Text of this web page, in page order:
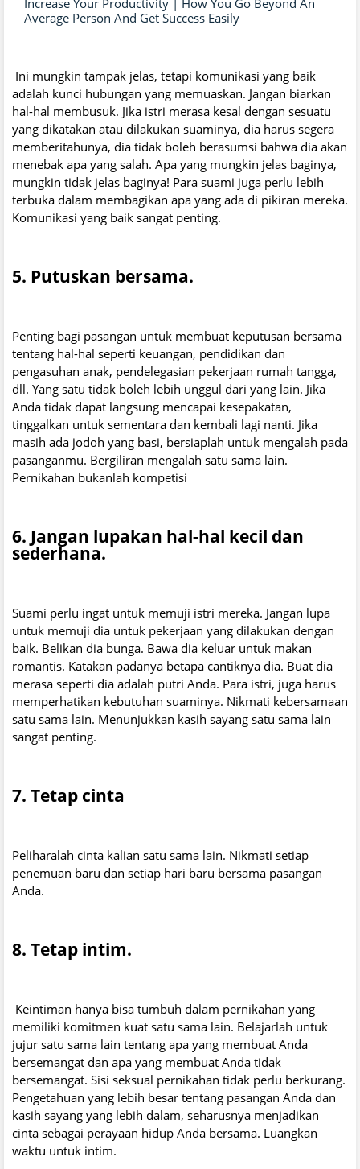
Average Person And Get Success Easily
Ini mungkin tampak jelas, tetapi komunikasi yang baik
adalah kunci hubungan yang memuaskan. Jangan biarkan
hal-hal membusuk. Jika istri merasa kesal dengan sesuatu
yang dikatakan atau dilakukan suaminya, dia harus segera
memberitahunya, dia tidak boleh berasumsi bahwa dia akan
menebak apa yang salah. Apa yang mungkin jelas baginya,
mungkin tidak jelas baginya! Para suami juga perlu lebih
terbuka dalam membagikan apa yang ada di pikiran mereka.
Komunikasi yang baik sangat penting.
5. Putuskan bersama.
Penting bagi pasangan untuk membuat keputusan bersama
tentang hal-hal seperti keuangan, pendidikan dan
pengasuhan anak, pendelegasian pekerjaan rumah tangga,
dll. Yang satu tidak boleh lebih unggul dari yang lain. Jika
Anda tidak dapat langsung mencapai kesepakatan,
tinggalkan untuk sementara dan kembali lagi nanti. Jika
masih ada jodoh yang basi, bersiaplah untuk mengalah pada
pasanganmu. Bergiliran mengalah satu sama lain.
Pernikahan bukanlah kompetisi
6. Jangan lupakan hal-hal kecil dan
sederhana.
Suami perlu ingat untuk memuji istri mereka. Jangan lupa
untuk memuji dia untuk pekerjaan yang dilakukan dengan
baik. Belikan dia bunga. Bawa dia keluar untuk makan
romantis. Katakan padanya betapa cantiknya dia. Buat dia
merasa seperti dia adalah putri Anda. Para istri, juga harus
memperhatikan kebutuhan suaminya. Nikmati kebersamaan
satu sama lain. Menunjukkan kasih sayang satu sama lain
sangat penting.
7. Tetap cinta
Peliharalah cinta kalian satu sama lain. Nikmati setiap
penemuan baru dan setiap hari baru bersama pasangan
Anda.
8. Tetap intim.
Keintiman hanya bisa tumbuh dalam pernikahan yang
memiliki komitmen kuat satu sama lain. Belajarlah untuk
jujur ​​satu sama lain tentang apa yang membuat Anda
bersemangat dan apa yang membuat Anda tidak
bersemangat. Sisi seksual pernikahan tidak perlu berkurang.
Pengetahuan yang lebih besar tentang pasangan Anda dan
kasih sayang yang lebih dalam, seharusnya menjadikan
cinta sebagai perayaan hidup Anda bersama. Luangkan
waktu untuk intim.